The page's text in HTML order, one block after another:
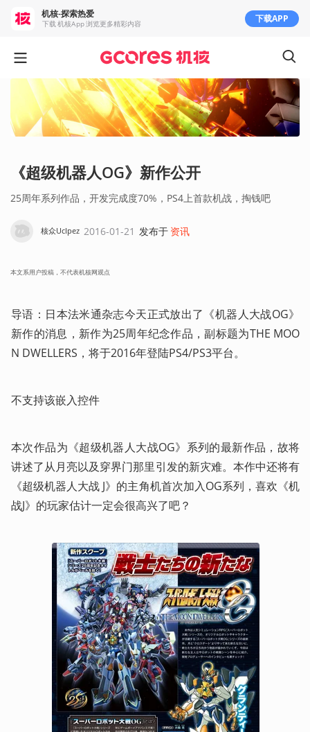
《超级机器人OG》新作公开
25周年系列作品，开发完成度70%，PS4上首款机战，掏钱吧
核众UcIpez 2016-01-21 发布于 资讯
本文系用户投稿，不代表机核网观点
导语：日本法米通杂志今天正式放出了《机器人大战OG》
新作的消息，新作为25周年纪念作品，副标题为THE MOO
N DWELLERS，将于2016年登陆PS4/PS3平台。
不支持该嵌入控件
本次作品为《超级机器人大战OG》系列的最新作品，故将
讲述了从月亮以及穿界门那里引发的新灾难。本作中还将有
《超级机器人大战 J》的主角机首次加入OG系列，喜欢《机
战J》的玩家估计一定会很高兴了吧？
机核-探索热爱
下载 机核App 浏览更多精彩内容 下载APP